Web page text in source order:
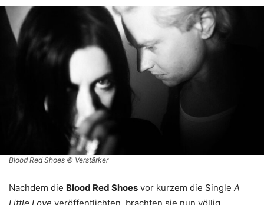
Blood Red Shoes © Verstärker
Nachdem die Blood Red Shoes vor kurzem die Single A
Little Love veröffentlichten, brachten sie nun völlig